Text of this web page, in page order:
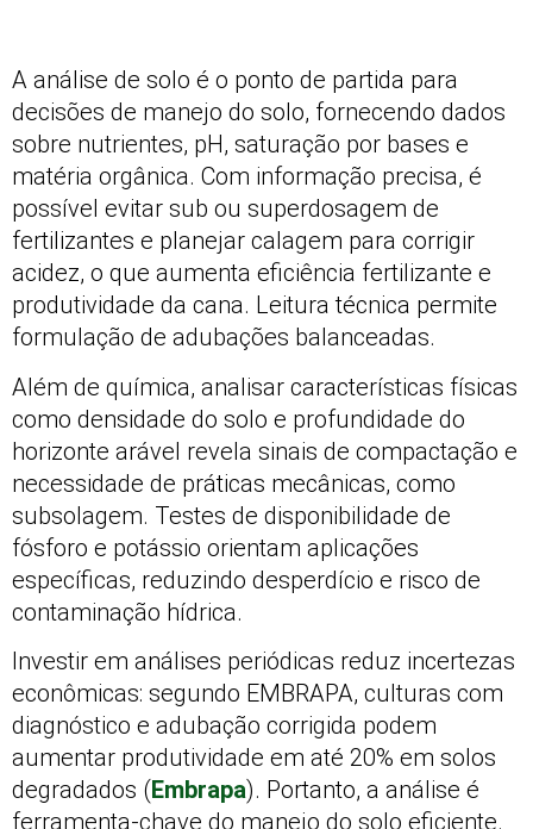
A análise de solo é o ponto de partida para
decisões de manejo do solo, fornecendo dados
sobre nutrientes, pH, saturação por bases e
matéria orgânica. Com informação precisa, é
possível evitar sub ou superdosagem de
fertilizantes e planejar calagem para corrigir
acidez, o que aumenta eficiência fertilizante e
produtividade da cana. Leitura técnica permite
formulação de adubações balanceadas.
Além de química, analisar características físicas
como densidade do solo e profundidade do
horizonte arável revela sinais de compactação e
necessidade de práticas mecânicas, como
subsolagem. Testes de disponibilidade de
fósforo e potássio orientam aplicações
específicas, reduzindo desperdício e risco de
contaminação hídrica.
Investir em análises periódicas reduz incertezas
econômicas: segundo EMBRAPA, culturas com
diagnóstico e adubação corrigida podem
aumentar produtividade em até 20% em solos
degradados (Embrapa). Portanto, a análise é
ferramenta-chave do manejo do solo eficiente.